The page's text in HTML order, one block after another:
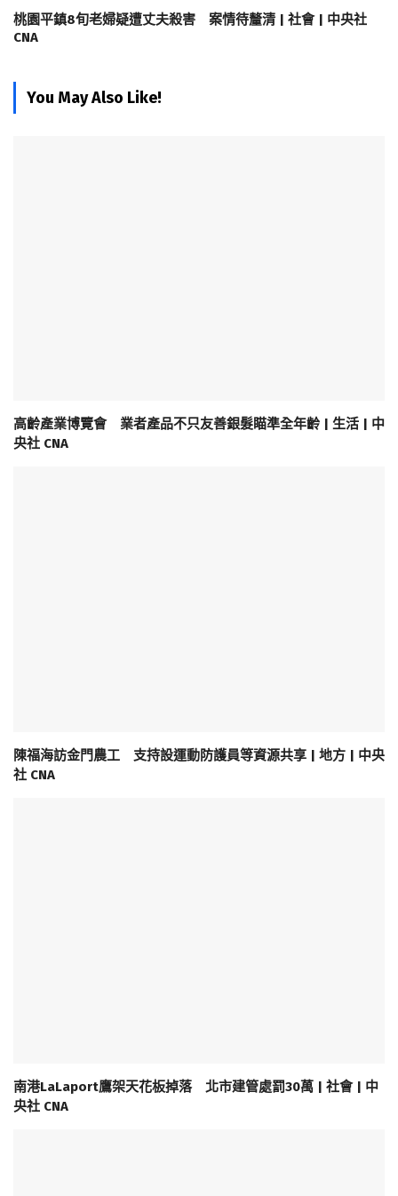
桃園平鎮8旬老婦疑遭丈夫殺害 案情待釐清 | 社會 | 中央社
CNA
You May Also Like!
高齡產業博覽會 業者產品不只友善銀髮瞄準全年齡 | 生活 | 中
央社 CNA
陳福海訪金門農工 支持設運動防護員等資源共享 | 地方 | 中央
社 CNA
南港LaLaport鷹架天花板掉落 北市建管處罰30萬 | 社會 | 中
央社 CNA